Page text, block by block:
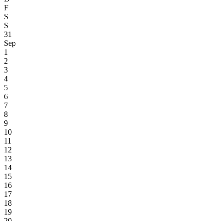
F
S
S
31
Sep
1
2
3
4
5
6
7
8
9
10
11
12
13
14
15
16
17
18
19